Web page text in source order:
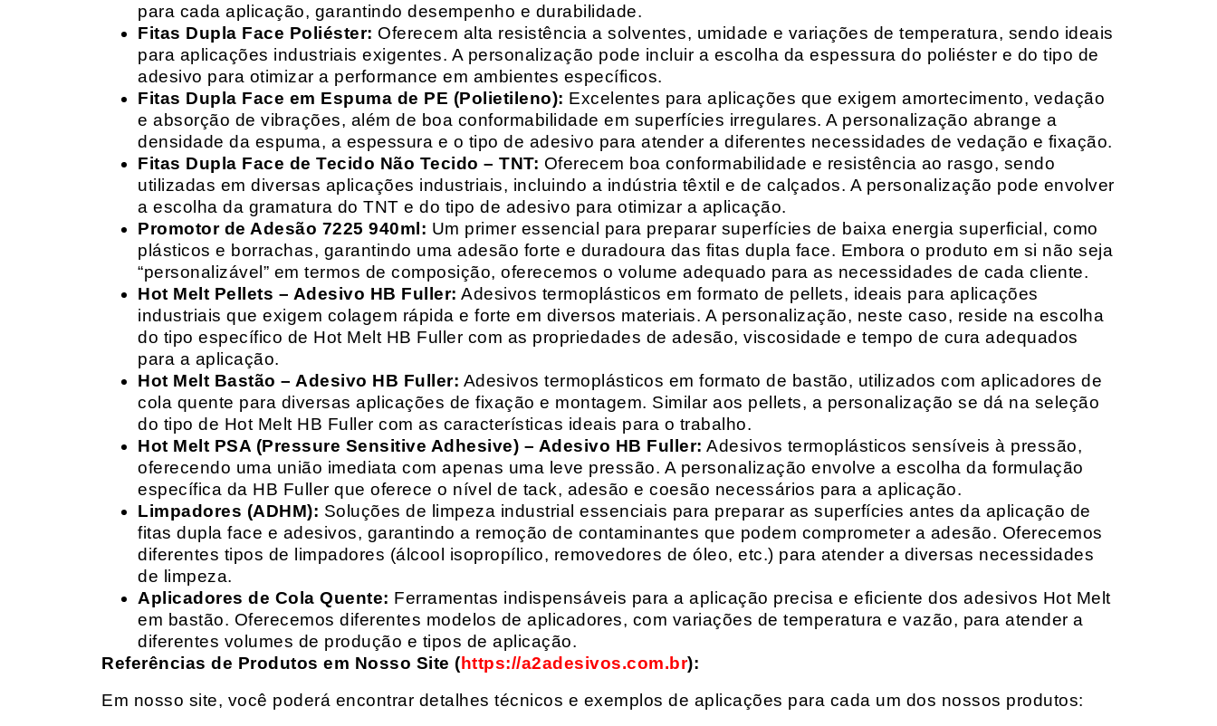
para cada aplicação, garantindo desempenho e durabilidade.
Fitas Dupla Face Poliéster: Oferecem alta resistência a solventes, umidade e variações de temperatura, sendo ideais
para aplicações industriais exigentes. A personalização pode incluir a escolha da espessura do poliéster e do tipo de
adesivo para otimizar a performance em ambientes específicos.
Fitas Dupla Face em Espuma de PE (Polietileno): Excelentes para aplicações que exigem amortecimento, vedação
e absorção de vibrações, além de boa conformabilidade em superfícies irregulares. A personalização abrange a
densidade da espuma, a espessura e o tipo de adesivo para atender a diferentes necessidades de vedação e fixação.
Fitas Dupla Face de Tecido Não Tecido – TNT: Oferecem boa conformabilidade e resistência ao rasgo, sendo
utilizadas em diversas aplicações industriais, incluindo a indústria têxtil e de calçados. A personalização pode envolver
a escolha da gramatura do TNT e do tipo de adesivo para otimizar a aplicação.
Promotor de Adesão 7225 940ml: Um primer essencial para preparar superfícies de baixa energia superficial, como
plásticos e borrachas, garantindo uma adesão forte e duradoura das fitas dupla face. Embora o produto em si não seja
“personalizável” em termos de composição, oferecemos o volume adequado para as necessidades de cada cliente.
Hot Melt Pellets – Adesivo HB Fuller: Adesivos termoplásticos em formato de pellets, ideais para aplicações
industriais que exigem colagem rápida e forte em diversos materiais. A personalização, neste caso, reside na escolha
do tipo específico de Hot Melt HB Fuller com as propriedades de adesão, viscosidade e tempo de cura adequados
para a aplicação.
Hot Melt Bastão – Adesivo HB Fuller: Adesivos termoplásticos em formato de bastão, utilizados com aplicadores de
cola quente para diversas aplicações de fixação e montagem. Similar aos pellets, a personalização se dá na seleção
do tipo de Hot Melt HB Fuller com as características ideais para o trabalho.
Hot Melt PSA (Pressure Sensitive Adhesive) – Adesivo HB Fuller: Adesivos termoplásticos sensíveis à pressão,
oferecendo uma união imediata com apenas uma leve pressão. A personalização envolve a escolha da formulação
específica da HB Fuller que oferece o nível de tack, adesão e coesão necessários para a aplicação.
Limpadores (ADHM): Soluções de limpeza industrial essenciais para preparar as superfícies antes da aplicação de
fitas dupla face e adesivos, garantindo a remoção de contaminantes que podem comprometer a adesão. Oferecemos
diferentes tipos de limpadores (álcool isopropílico, removedores de óleo, etc.) para atender a diversas necessidades
de limpeza.
Aplicadores de Cola Quente: Ferramentas indispensáveis para a aplicação precisa e eficiente dos adesivos Hot Melt
em bastão. Oferecemos diferentes modelos de aplicadores, com variações de temperatura e vazão, para atender a
diferentes volumes de produção e tipos de aplicação.
Referências de Produtos em Nosso Site (https://a2adesivos.com.br):
Em nosso site, você poderá encontrar detalhes técnicos e exemplos de aplicações para cada um dos nossos produtos: